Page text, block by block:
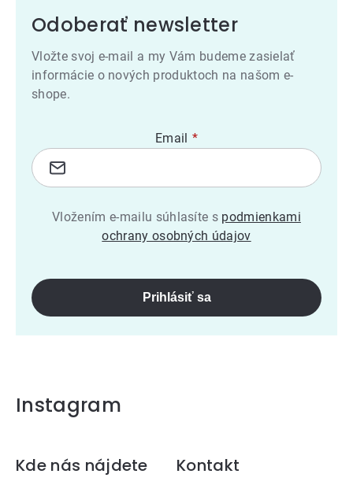
Odoberať newsletter
Vložte svoj e-mail a my Vám budeme zasielať
informácie o nových produktoch na našom e-
shope.
Email
Vložením e-mailu súhlasíte s podmienkami
ochrany osobných údajov
Prihlásiť sa
Instagram
Zápätie
Kde nás nájdete
Kontakt